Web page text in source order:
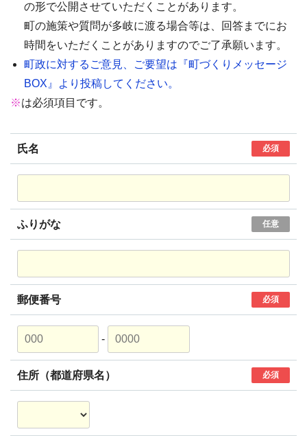
の形で公開させていただくことがあります。
町の施策や質問が多岐に渡る場合等は、回答までにお
時間をいただくことがありますのでご了承願います。
町政に対するご意見、ご要望は『町づくりメッセージ
BOX』より投稿してください。
※は必須項目です。
氏名 必須
ふりがな 任意
郵便番号 必須
-
住所（都道府県名） 必須